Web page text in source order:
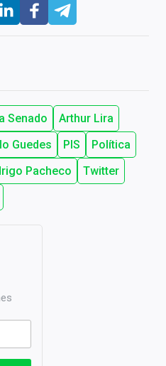
Senado
Arthur Lira
Guedes PIS
Política
Pacheco
Twitter